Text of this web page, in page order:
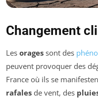
Changement
Les orages sont des
peuvent provoquer des
France où ils se
rafales de vent, des